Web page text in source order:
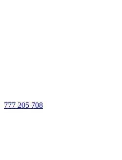
777 205 708